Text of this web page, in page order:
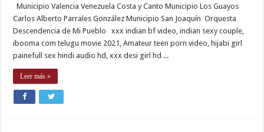
Municipio Valencia Venezuela Costa y Canto Municipio Los Guayos
Carlos Alberto Parrales González Municipio San Joaquín Orquesta
Descendencia de Mi Pueblo xxx indian bf video, indian sexy couple,
ibooma com telugu movie 2021, Amateur teen porn video, hijabi girl
painefull sex hindi audio hd, xxx desi girl hd ...
Leer más »